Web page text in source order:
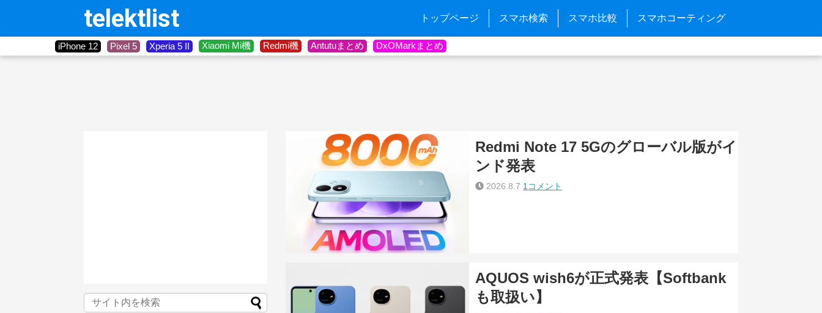
telektlist トップページ スマホ検索 スマホ比較 スマホコーティング
iPhone 12 Pixel 5 Xperia 5 II Xiaomi Mi機 Redmi機 Antutuまとめ DxOMarkまとめ
Redmi Note 17 5Gのグローバル版がイ
ンド発表
2026.8.7 1コメント
AQUOS wish6が正式発表【Softbank
も取扱い】